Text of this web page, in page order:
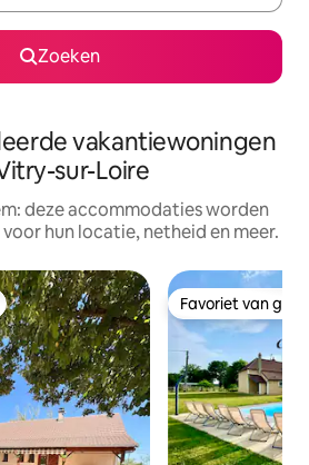
Zoeken
vakantiewoningen
sur-Loire
deze accommodaties worden
hun locatie, netheid en meer.
Favoriet van
Favoriet van